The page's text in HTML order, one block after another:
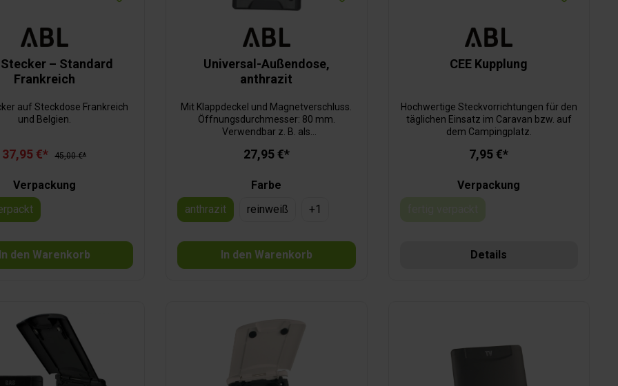
Stecker – Standard
Frankreich
auf Steckdose Frankreich
und Belgien.
37,95 €* 45,00 €*
Verpackung
In den Warenkorb
Universal-Außendose,
anthrazit
Mit Klappdeckel und Magnetverschluss.
Öffnungsdurchmesser: 80 mm.
Verwendbar z. B. als
etc. Lochmaß: 87 x 81 x 89 mm.
27,95 €*
Farbe
anthrazit
reinweiß +1
In den Warenkorb
CEE Kupplung
Hochwertige Steckvorrichtungen für den
täglichen Einsatz im Caravan bzw. auf
dem Campingplatz.
7,95 €*
Verpackung
Details